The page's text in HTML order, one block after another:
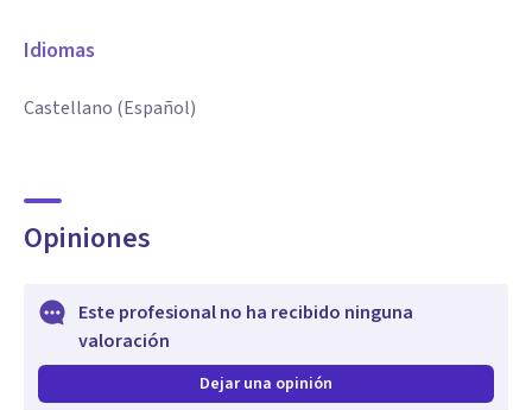
Idiomas
Castellano (Español)
Opiniones
Este profesional no ha recibido ninguna
valoración
Dejar una opinión